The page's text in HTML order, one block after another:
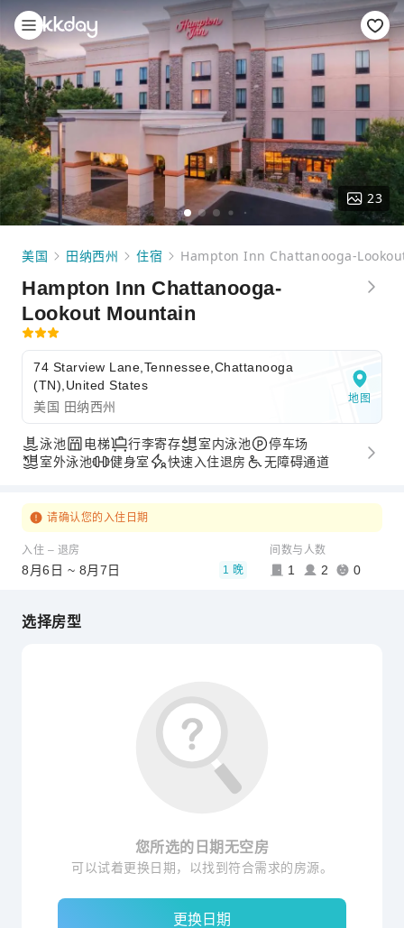
23
美国 田纳西州 住宿 Hampton Inn Chattanooga-
Hampton Inn Chattanooga-
Lookout Mountain
74 Starview Lane,Tennessee,Chattanooga
(TN),United States
美国 田纳西州
地图
泳池 电梯 行李寄存 室内泳池
停车场
室外泳池
健身室 快速入住退房 无障碍通道
请确认您的入住日期
入住 – 退房
8月6日 ~ 8月7日 1 晚
间数与人数
1 2 0
选择房型
您所选的日期无空房
可以试着更换日期，以找到符合需求的房源。
更换日期